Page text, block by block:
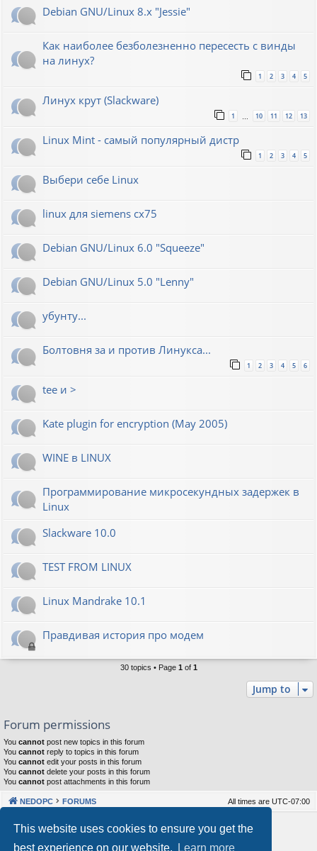
This website uses cookies to ensure you get the
best experience on our website.
Learn more
Debian GNU/Linux 8.x "Jessie"
Как наиболее безболезненно пересесть с винды
на линух?
1 2 3 4 5
Линух крут (Slackware)
1 … 10 11 12 13
Linux Mint - самый популярный дистр
1 2 3 4 5
Выбери себе Linux
linux для siemens cx75
Debian GNU/Linux 6.0 "Squeeze"
Debian GNU/Linux 5.0 "Lenny"
убунту...
Болтовня за и против Линукса...
1 2 3 4 5 6
tee и >
Kate plugin for encryption (May 2005)
WINE в LINUX
Программирование микросекундных задержек в
Linux
Slackware 10.0
TEST FROM LINUX
Linux Mandrake 10.1
Правдивая история про модем
30 topics • Page 1 of 1
Jump to
Forum permissions
You cannot post new topics in this forum
You cannot reply to topics in this forum
You cannot edit your posts in this forum
You cannot delete your posts in this forum
You cannot post attachments in this forum
NEDOPC FORUMS All times are UTC-07:00
Powered by phpBB® Forum Software © phpBB Limited
Our VPS Hosting By RimuHosting